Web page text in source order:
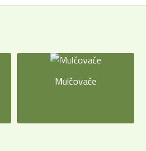
Mulčovače